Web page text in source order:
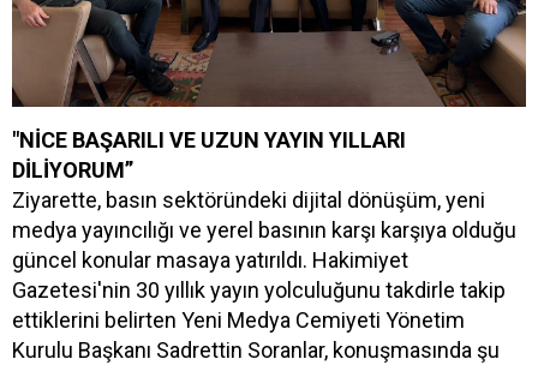
"NİCE BAŞARILI VE UZUN YAYIN YILLARI
DİLİYORUM”
Ziyarette, basın sektöründeki dijital dönüşüm, yeni
medya yayıncılığı ve yerel basının karşı karşıya olduğu
güncel konular masaya yatırıldı. Hakimiyet
Gazetesi'nin 30 yıllık yayın yolculuğunu takdirle takip
ettiklerini belirten Yeni Medya Cemiyeti Yönetim
Kurulu Başkanı Sadrettin Soranlar, konuşmasında şu